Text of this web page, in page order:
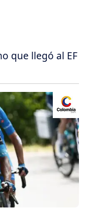
que llegó al EF